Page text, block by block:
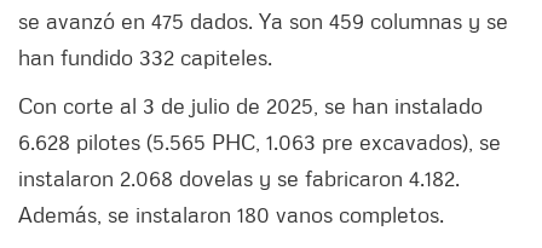
se avanzó en 475 dados. Ya son 459 columnas y se
han fundido 332 capiteles.
Con corte al 3 de julio de 2025, se han instalado
6.628 pilotes (5.565 PHC, 1.063 pre excavados), se
instalaron 2.068 dovelas y se fabricaron 4.182.
Además, se instalaron 180 vanos completos.